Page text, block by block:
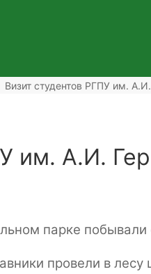
Визит студентов РГПУ им.
им. А.И.
парке побывали
провели в